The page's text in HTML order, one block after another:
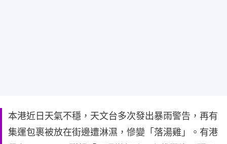
本港近日天氣不穩，天文台多次發出暴雨警告，再有
集運包裹被放在街邊遭淋濕，慘變「落湯雞」。有港